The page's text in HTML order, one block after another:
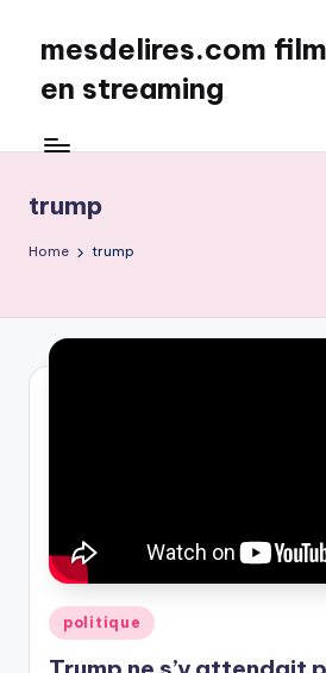
content
mesdelires.com
en streaming
:
et
complet
français
trump
Home trump
Posted
in
politique